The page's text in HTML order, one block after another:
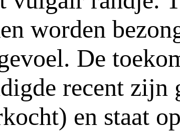
worden
De
recent zijn
en staat